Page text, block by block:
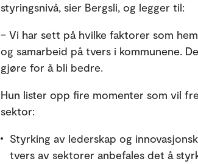
styringsnivå, sier Bergsli, og legger til:
– Vi har sett på hvilke faktorer som
og samarbeid på tvers i kommunene.
gjøre for å bli bedre.
Hun lister opp fire momenter som vil
sektor:
Styrking av lederskap og
tvers av sektorer anbefales det å